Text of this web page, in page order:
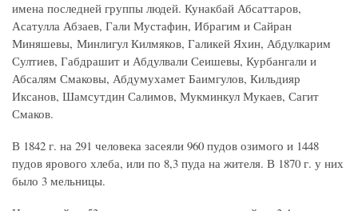
имена последней группы людей. Кунакбай Абсаттаров,
Асатулла Абзаев, Гали Мустафин, Ибрагим и Сайран
Миняшевы, Минлигул Килмяков, Галикей Яхин, Абдулкарим
Султиев, Габдрашит и Абдулвали Сеишевы, Курбангали и
Абсалям Смаковы, Абдумухамет Баимгулов, Кильдияр
Иксанов, Шамсутдин Салимов, Мукминкул Мукаев, Сагит
Смаков.
В 1842 г. на 291 человека засеяли 960 пудов озимого и 1448
пудов ярового хлеба, или по 8,3 пуда на жителя. В 1870 г. у них
было 3 мельницы.